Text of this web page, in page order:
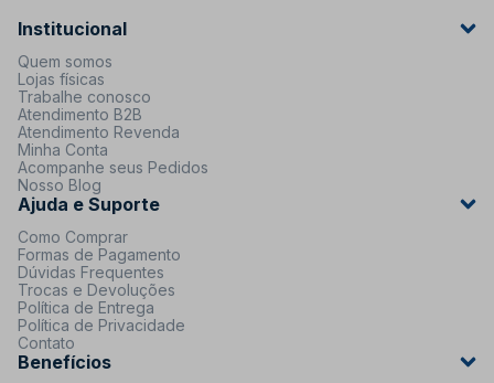
Institucional
Quem somos
Lojas físicas
Trabalhe conosco
Atendimento B2B
Atendimento Revenda
Minha Conta
Acompanhe seus Pedidos
Nosso Blog
Ajuda e Suporte
Como Comprar
Formas de Pagamento
Dúvidas Frequentes
Trocas e Devoluções
Política de Entrega
Política de Privacidade
Contato
Benefícios